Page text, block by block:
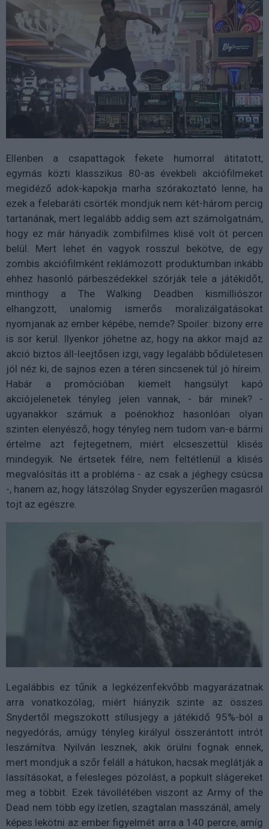
Ellenben a csapattagok fekete humorral átitatott,
egymás közti klasszikus 80-as évekbeli akciófilmeket
megidéző adok-kapokja marha szórakoztató lenne, ha
ezek a felebaráti csörték mondjuk nem két-három percig
tartanának, mert legalább addig sem azt számolgatnám,
hogy ez már hányadik zombifilmes klisé volt öt percen
belül. Mert lehet én vagyok rosszul bekötve, de egy
zombis akciófilmként reklámozott produktumban inkább
ehhez hasonló párbeszédekkel szórják tele a játékidőt,
minthogy a The Walking Deadben kismilliószor
elhangzott, unalomig ismerős moralizálgatásokat
nyomjanak az ember képébe, nemde? Spoiler: bizony erre
is sor kerül. Ilyenkor jöhetne az, hogy na akkor majd az
akció biztos áll-leejtősen izgi, vagy legalább bődületesen
jól néz ki, de sajnos ezen a téren sincsenek túl jó híreim.
Habár a promócióban kiemelt hangsúlyt kapó
akciójelenetek tényleg jelen vannak, - bár minek? -
ugyanakkor számuk a poénokhoz hasonlóan olyan
szinten elenyésző, hogy tényleg nem tudom van-e bármi
értelme azt fejtegetnem, miért elcseszettül klisés
mindegyik. Ne értsetek félre, nem feltétlenül a klisés
megvalósítás itt a probléma - az csak a jéghegy csúcsa
-, hanem az, hogy látszólag Snyder egyszerűen magasról
tojt az egészre.
Legalábbis ez tűnik a legkézenfekvőbb magyarázatnak
arra vonatkozólag, miért hiányzik szinte az összes
Snydertől megszokott stílusjegy a játékidő 95%-ból a
negyedórás, amúgy tényleg királyul összerántott intrót
leszámítva. Nyilván lesznek, akik örülni fognak ennek,
mert mondjuk a szőr feláll a hátukon, hacsak meglátják a
lassításokat, a felesleges pózolást, a popkult slágereket
meg a többit. Ezek távollétében viszont az Army of the
Dead nem több egy ízetlen, szagtalan masszánál, amely
képes lekötni az ember figyelmét arra a 140 percre, amíg